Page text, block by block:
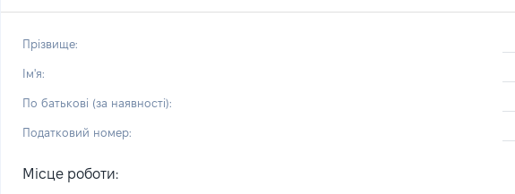
Прізвище:
Ім'я:
По батькові (за наявності):
Податковий номер:
Місце роботи: